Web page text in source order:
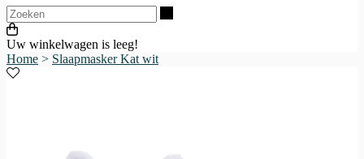
Uw winkelwagen is leeg!
Home > Slaapmasker Kat wit